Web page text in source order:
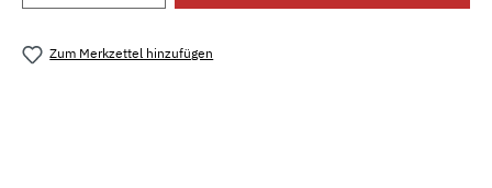
Zum Merkzettel hinzufügen